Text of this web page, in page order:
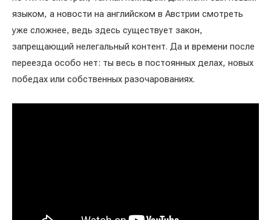
языком, а новости на английском в Австрии смотреть
уже сложнее, ведь здесь существует закон,
запрещающий нелегальный контент. Да и времени после
переезда особо нет: ты весь в постоянных делах, новых
победах или собственных разочарованиях.